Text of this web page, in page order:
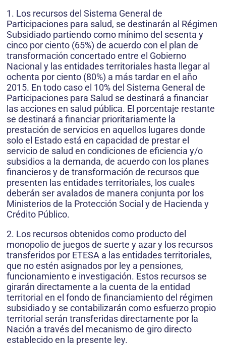
1. Los recursos del Sistema General de
Participaciones para salud, se destinarán al Régimen
Subsidiado partiendo como mínimo del sesenta y
cinco por ciento (65%) de acuerdo con el plan de
transformación concertado entre el Gobierno
Nacional y las entidades territoriales hasta llegar al
ochenta por ciento (80%) a más tardar en el año
2015. En todo caso el 10% del Sistema General de
Participaciones para Salud se destinará a financiar
las acciones en salud pública. El porcentaje restante
se destinará a financiar prioritariamente la
prestación de servicios en aquellos lugares donde
solo el Estado está en capacidad de prestar el
servicio de salud en condiciones de eficiencia y/o
subsidios a la demanda, de acuerdo con los planes
financieros y de transformación de recursos que
presenten las entidades territoriales, los cuales
deberán ser avalados de manera conjunta por los
Ministerios de la Protección Social y de Hacienda y
Crédito Público.
2. Los recursos obtenidos como producto del
monopolio de juegos de suerte y azar y los recursos
transferidos por ETESA a las entidades territoriales,
que no estén asignados por ley a pensiones,
funcionamiento e investigación. Estos recursos se
girarán directamente a la cuenta de la entidad
territorial en el fondo de financiamiento del régimen
subsidiado y se contabilizarán como esfuerzo propio
territorial serán transferidas directamente por la
Nación a través del mecanismo de giro directo
establecido en la presente ley.